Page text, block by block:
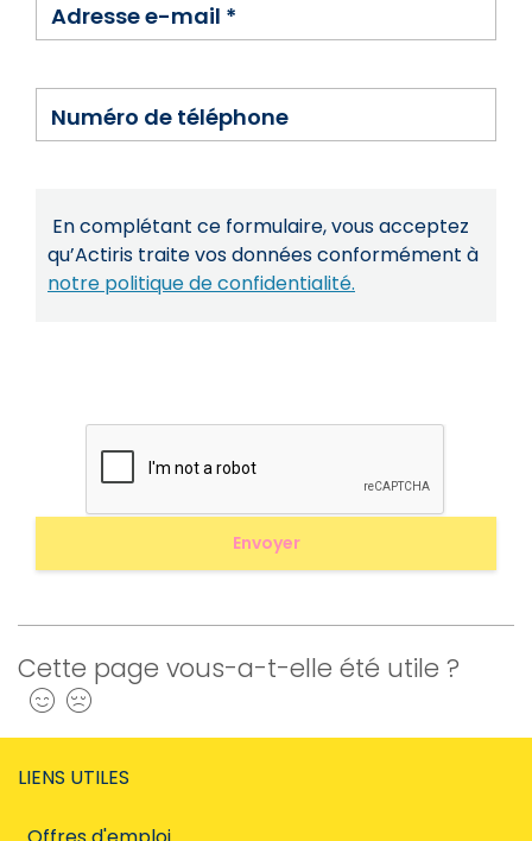
Adresse e-mail *
Numéro de téléphone
En complétant ce formulaire, vous acceptez
qu’Actiris traite vos données conformément à
notre politique de confidentialité.
Cette page vous-a-t-elle été utile ?
Oui
LIENS UTILES